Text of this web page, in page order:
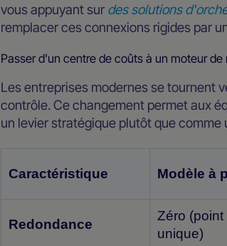
vous appuyant sur des solutions
remplacer ces connexions rigides par
Passer d'un centre de coûts à un moteur de
Les entreprises modernes se tournent
contrôle. Ce changement permet aux
un levier stratégique plutôt que
Caractéristique Modèle à
Redondance
Zéro
unique)